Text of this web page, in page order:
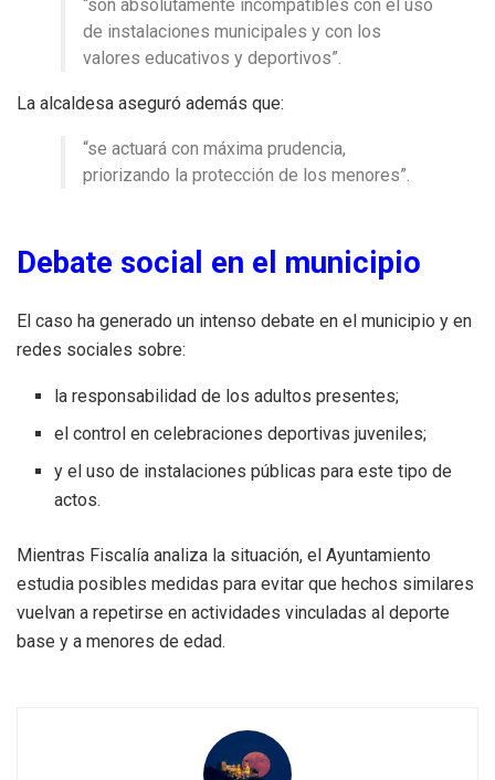
“son absolutamente incompatibles con el uso
de instalaciones municipales y con los
valores educativos y deportivos”.
La alcaldesa aseguró además que:
“se actuará con máxima prudencia,
priorizando la protección de los menores”.
Debate social en el municipio
El caso ha generado un intenso debate en el municipio y en
redes sociales sobre:
la responsabilidad de los adultos presentes;
el control en celebraciones deportivas juveniles;
y el uso de instalaciones públicas para este tipo de
actos.
Mientras Fiscalía analiza la situación, el Ayuntamiento
estudia posibles medidas para evitar que hechos similares
vuelvan a repetirse en actividades vinculadas al deporte
base y a menores de edad.